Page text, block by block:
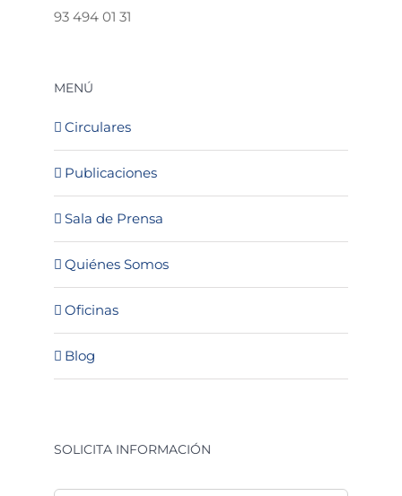
93 494 01 31
MENÚ
Circulares
Publicaciones
Sala de Prensa
Quiénes Somos
Oficinas
Blog
SOLICITA INFORMACIÓN